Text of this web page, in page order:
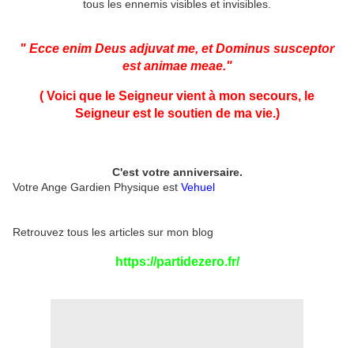
tous les ennemis visibles et invisibles.
" Ecce enim Deus adjuvat me, et Dominus susceptor
est animae meae."
( Voici que le Seigneur vient à mon secours, le
Seigneur est le soutien de ma vie.)
C'est votre anniversaire.
Votre Ange Gardien Physique est Vehuel
Retrouvez tous les articles sur mon blog
https://partidezero.fr/